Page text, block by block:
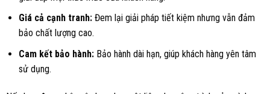
Giá cả cạnh tranh: Đem lại giải pháp tiết kiệm nhưng vẫn đảm
bảo chất lượng cao.
Cam kết bảo hành: Bảo hành dài hạn, giúp khách hàng yên tâm
sử dụng.